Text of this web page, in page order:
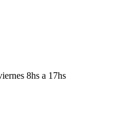
8hs a 17hs